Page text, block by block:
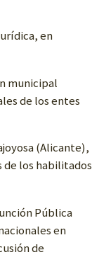
en
municipal
de los entes
(Alicante),
de los habilitados
Pública
en
de